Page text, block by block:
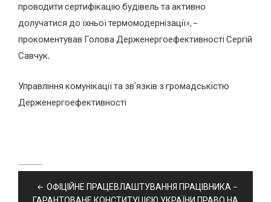
проводити сертифікацію будівель та активно
долучатися до їхньої термомодернізації», –
прокоментував Голова Держенергоефективності Сергій
Савчук.
Управління комунікації та зв’язків з громадськістю
Держенергоефективності
Навігація
записівОФІЦІЙНЕ ПРАЦЕВЛАШТУВАННЯ ПРАЦІВНИКА –